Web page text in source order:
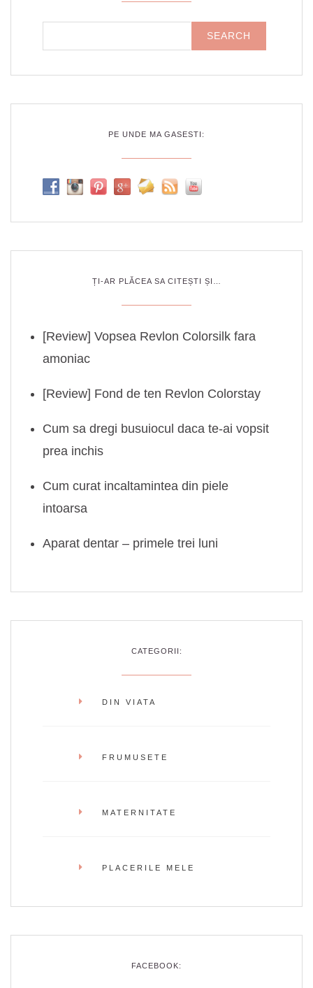
PE UNDE MA GASESTI:
ȚI-AR PLĂCEA SA CITEȘTI ȘI…
[Review] Vopsea Revlon Colorsilk fara
amoniac
[Review] Fond de ten Revlon Colorstay
Cum sa dregi busuiocul daca te-ai vopsit
prea inchis
Cum curat incaltamintea din piele
intoarsa
Aparat dentar – primele trei luni
CATEGORII:
DIN VIATA
FRUMUSETE
MATERNITATE
PLACERILE MELE
FACEBOOK: